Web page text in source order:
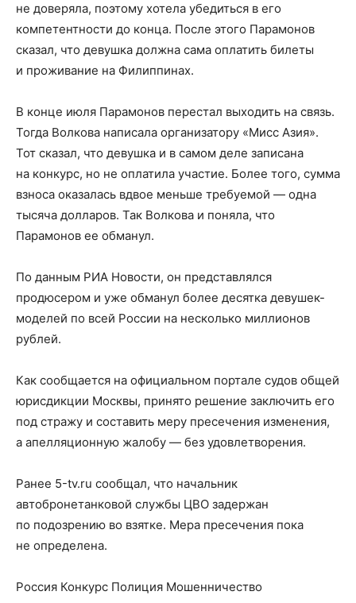
не доверяла, поэтому хотела убедиться в его
компетентности до конца. После этого Парамонов
сказал, что девушка должна сама оплатить билеты
и проживание на Филиппинах.
В конце июля Парамонов перестал выходить на связь.
Тогда Волкова написала организатору «Мисс Азия».
Тот сказал, что девушка и в самом деле записана
на конкурс, но не оплатила участие. Более того, сумма
взноса оказалась вдвое меньше требуемой — одна
тысяча долларов. Так Волкова и поняла, что
Парамонов ее обманул.
По данным РИА Новости, он представлялся
продюсером и уже обманул более десятка девушек-
моделей по всей России на несколько миллионов
рублей.
Как сообщается на официальном портале судов общей
юрисдикции Москвы, принято решение заключить его
под стражу и составить меру пресечения изменения,
а апелляционную жалобу — без удовлетворения.
Ранее 5-tv.ru сообщал, что начальник
автобронетанковой службы ЦВО задержан
по подозрению во взятке. Мера пресечения пока
не определена.
Россия Конкурс Полиция Мошенничество